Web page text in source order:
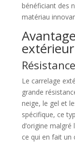
bénéficiant des
matériau
Le carrelage
grande
neige, le gel et
spécifique, ce
d’origine
ce qui en fait un